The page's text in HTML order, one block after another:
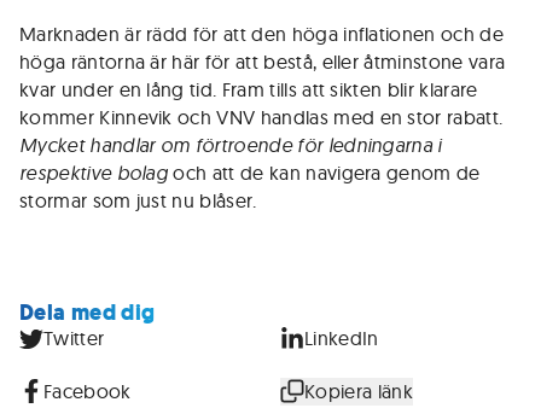
Marknaden är rädd för att den höga inflationen och de
höga räntorna är här för att bestå, eller åtminstone vara
kvar under en lång tid. Fram tills att sikten blir klarare
kommer Kinnevik och VNV handlas med en stor rabatt.
Mycket handlar om förtroende för ledningarna i
respektive bolag och att de kan navigera genom de
stormar som just nu blåser.
Dela med dig
Twitter LinkedIn
Facebook Kopiera länk